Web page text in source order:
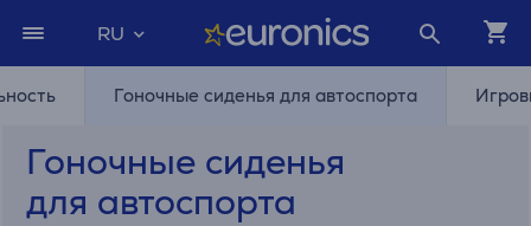
RU
Гоночные сиденья для автоспорта
Гоночные сиденья
для автоспорта